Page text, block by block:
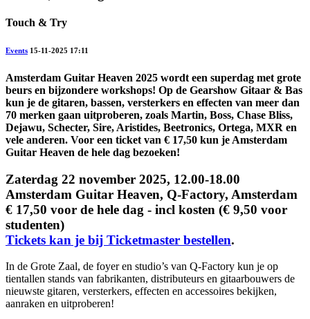
Touch & Try
Events 15-11-2025 17:11
Amsterdam Guitar Heaven 2025 wordt een superdag met grote
beurs en bijzondere workshops! Op de Gearshow Gitaar & Bas
kun je de gitaren, bassen, versterkers en effecten van meer dan
70 merken gaan uitproberen, zoals Martin, Boss, Chase Bliss,
Dejawu, Schecter, Sire, Aristides, Beetronics, Ortega, MXR en
vele anderen. Voor een ticket van € 17,50 kun je Amsterdam
Guitar Heaven de hele dag bezoeken!
Zaterdag 22 november 2025, 12.00-18.00
Amsterdam Guitar Heaven, Q-Factory, Amsterdam
€ 17,50 voor de hele dag - incl kosten (€ 9,50 voor
studenten)
Tickets kan je bij Ticketmaster bestellen.
In de Grote Zaal, de foyer en studio’s van Q-Factory kun je op
tientallen stands van fabrikanten, distributeurs en gitaarbouwers de
nieuwste gitaren, versterkers, effecten en accessoires bekijken,
aanraken en uitproberen!